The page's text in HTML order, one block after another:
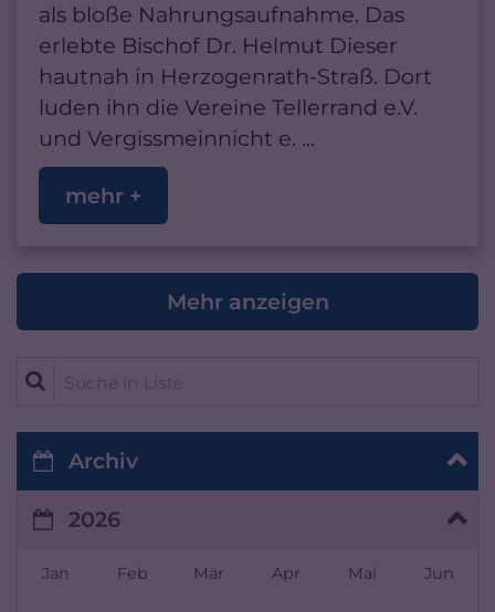
als bloße Nahrungsaufnahme. Das
erlebte Bischof Dr. Helmut Dieser
hautnah in Herzogenrath-Straß. Dort
luden ihn die Vereine Tellerrand e.V.
und Vergissmeinnicht e. ...
mehr +
Mehr anzeigen
Suche in Liste
Archiv
2026
Jan Feb Mär Apr Mai Jun